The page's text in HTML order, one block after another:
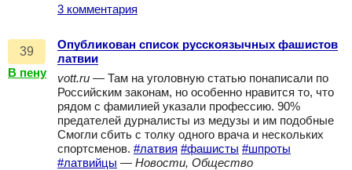
3 комментария
39
В пену
Опубликован список русскоязычных фашистов
латвии
vott.ru — Там на уголовную статью понаписали по
Российским законам, но особенно нравится то, что
рядом с фамилией указали профессию. 90%
предателей дурналисты из медузы и им подобные
Смогли сбить с толку одного врача и нескольких
спортсменов. #латвия #фашисты #шпроты
#латвийцы — Новости, Общество